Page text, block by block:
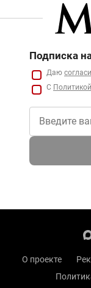
Подписка
Даю
С Политикой
О проекте